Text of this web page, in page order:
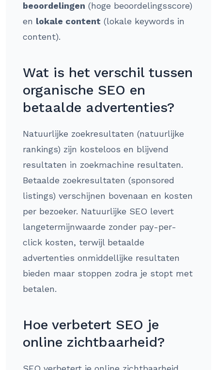
beoordelingen (hoge beoordelingsscore)
en lokale content (lokale keywords in
content).
Wat is het verschil tussen
organische SEO en
betaalde advertenties?
Natuurlijke zoekresultaten (natuurlijke
rankings) zijn kosteloos en blijvend
resultaten in zoekmachine resultaten.
Betaalde zoekresultaten (sponsored
listings) verschijnen bovenaan en kosten
per bezoeker. Natuurlijke SEO levert
langetermijnwaarde zonder pay-per-
click kosten, terwijl betaalde
advertenties onmiddellijke resultaten
bieden maar stoppen zodra je stopt met
betalen.
Hoe verbetert SEO je
online zichtbaarheid?